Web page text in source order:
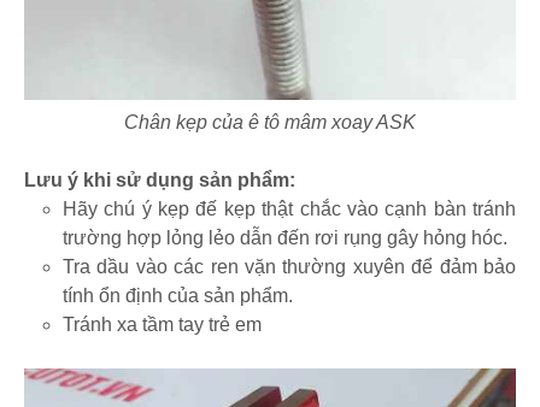
Chân kẹp của ê tô mâm xoay ASK
Lưu ý khi sử dụng sản phẩm:
Hãy chú ý kẹp đế kẹp thật chắc vào cạnh bàn tránh
trường hợp lỏng lẻo dẫn đến rơi rụng gây hỏng hóc.
Tra dầu vào các ren vặn thường xuyên để đảm bảo
tính ổn định của sản phẩm.
Tránh xa tầm tay trẻ em